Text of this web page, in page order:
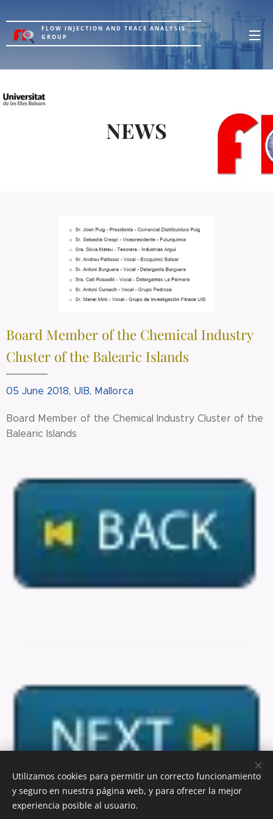
FLOW INJECTION AND TRACE ANALYSIS
GROUP
NEWS
Board Member of the Chemical Industry
Cluster of the Balearic Islands
05 June 2018, UIB, Mallorca
Board Member of the Chemical Industry Cluster of the
Balearic Islands
Utilizamos cookies para permitir un correcto funcionamiento
y seguro en nuestra página web, y para ofrecer la mejor
experiencia posible al usuario.